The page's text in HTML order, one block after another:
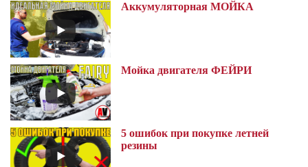
Аккумуляторная МОЙКА
Мойка двигателя ФЕЙРИ
5 ошибок при покупке летней
резины